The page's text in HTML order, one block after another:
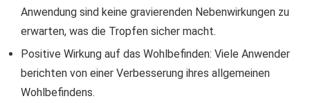
Anwendung sind keine gravierenden Nebenwirkungen zu
erwarten, was die Tropfen sicher macht.
Positive Wirkung auf das Wohlbefinden: Viele Anwender
berichten von einer Verbesserung ihres allgemeinen
Wohlbefindens.